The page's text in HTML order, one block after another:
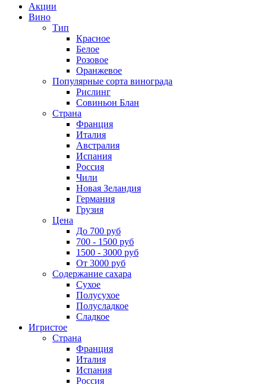
Акции
Вино
Тип
Красное
Белое
Розовое
Оранжевое
Популярные сорта винограда
Рислинг
Совиньон Блан
Страна
Франция
Италия
Австралия
Испания
Россия
Чили
Новая Зеландия
Германия
Грузия
Цена
До 700 руб
700 - 1500 руб
1500 - 3000 руб
От 3000 руб
Содержание сахара
Сухое
Полусухое
Полусладкое
Сладкое
Игристое
Страна
Франция
Италия
Испания
Россия